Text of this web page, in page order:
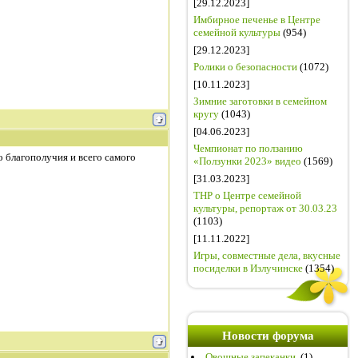
и всего самого
[29.12.2023]
Имбирное печенье в Центре
семейной культуры (954)
[29.12.2023]
Ролики о безопасности (1072)
[10.11.2023]
Зимние заготовки в семейном
кругу (1043)
[04.06.2023]
Чемпионат по ползанию
«Ползунки 2023» видео (1569)
[31.03.2023]
ТНР о Центре семейной
культуры, репортаж от 30.03.23
(1103)
[11.11.2022]
Игры, совместные дела, вкусные
посиделки в Излучинске (1354)
Новости форума